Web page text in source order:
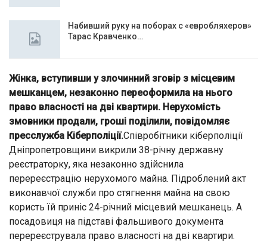
Набивший руку на поборах с «евробляхеров»
Тарас Кравченко…
Жінка, вступивши у злочинний зговір з місцевим
мешканцем, незаконно переоформила на нього
право власності на дві квартири. Нерухомість
змовники продали, гроші поділили, повідомляє
пресслужба Кіберполіції.Співробітники кіберполіції
Дніпропетровщини викрили 38-річну державну
реєстраторку, яка незаконно здійснила
перереєстрацію нерухомого майна. Підроблений акт
виконавчої служби про стягнення майна на свою
користь їй приніс 24-річний місцевий мешканець. А
посадовиця на підставі фальшивого документа
перереєструвала право власності на дві квартири.